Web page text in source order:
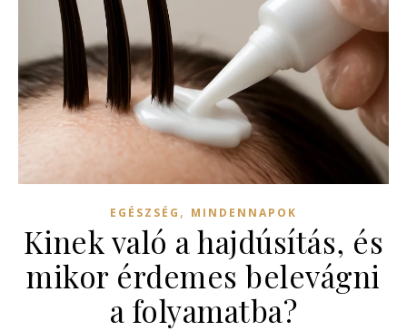
EGÉSZSÉG , MINDENNAPOK
Kinek való a hajdúsítás, és
mikor érdemes belevágni
a folyamatba?